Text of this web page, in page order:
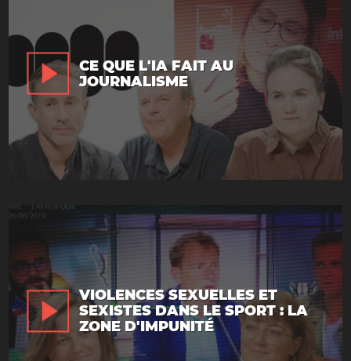
CE QUE L'IA FAIT AU
JOURNALISME
VIOLENCES SEXUELLES ET
SEXISTES DANS LE SPORT : LA
ZONE D'IMPUNITÉ